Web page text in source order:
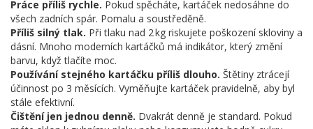
Práce příliš rychle. Pokud spěcháte, kartáček nedosáhne do
všech zadních spár. Pomalu a soustředěně.
Příliš silný tlak. Při tlaku nad 2 kg riskujete poškození skloviny a
dásní. Mnoho moderních kartáčků má indikátor, který změní
barvu, když tlačíte moc.
Používání stejného kartáčku příliš dlouho. Štětiny ztrácejí
účinnost po 3 měsících. Vyměňujte kartáček pravidelně, aby byl
stále efektivní.
Čištění jen jednou denně. Dvakrát denně je standard. Pokud